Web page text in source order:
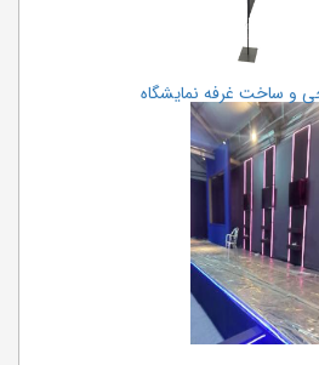
و ساخت غرفه نمایشگاه